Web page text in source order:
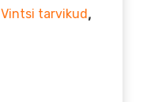
Vintsi tarvikud ,